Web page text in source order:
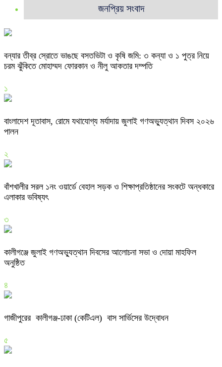
জনপ্রিয় সংবাদ
বন্যার তীব্র স্রোতে ভাঙছে বসতভিটা ও কৃষি জমি: ৩ কন্যা ও ১ পুত্র নিয়ে
চরম ঝুঁকিতে মোহাম্মদ ফোরকান ও নীলু আকতার দম্পতি
১
বাংলাদেশ দূতাবাস, রোমে যথাযোগ্য মর্যাদায় জুলাই গণঅভ্যুত্থান দিবস ২০২৬
পালন
২
বাঁশখালীর সরল ১নং ওয়ার্ডে বেহাল সড়ক ও শিক্ষাপ্রতিষ্ঠানের সংকটে অন্ধকারে
এলাকার ভবিষ্যৎ
৩
কালীগঞ্জে জুলাই গণঅভ্যুত্থান দিবসের আলোচনা সভা ও দোয়া মাহফিল
অনুষ্ঠিত
৪
গাজীপুরের কালীগঞ্জ-ঢাকা (কেটিএল) বাস সার্ভিসের উদ্বোধন
৫